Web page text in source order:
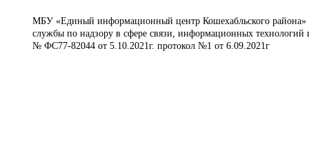
МБУ «Единый информационный центр Кошехабльского района»
службы по надзору в сфере связи, информационных
№ ФС77-82044 от 5.10.2021г. протокол №1 от 6.09.2021г